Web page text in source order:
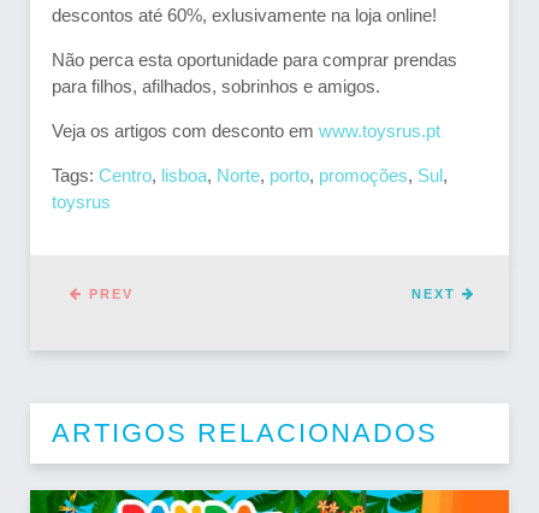
descontos até 60%, exlusivamente na loja online!
Não perca esta oportunidade para comprar prendas
para filhos, afilhados, sobrinhos e amigos.
Veja os artigos com desconto em www.toysrus.pt
Tags: Centro, lisboa, Norte, porto, promoções, Sul,
toysrus
NEXT
PREV
ARTIGOS RELACIONADOS